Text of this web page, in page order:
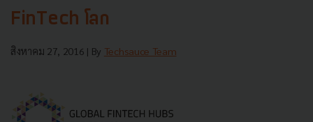
FinTech โลก
สิงหาคม 27, 2016 | By Techsauce Team